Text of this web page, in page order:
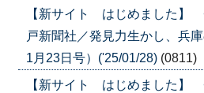
【新サイト はじめました
戸新聞社／発見力生かし、兵
1月23日号）('25/01/28) (0811)
【新サイト はじめました